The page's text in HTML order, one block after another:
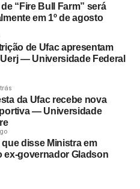
“Fire Bull Farm” será
em 1º de agosto
de Ufac apresentam
— Universidade Federal
da Ufac recebe nova
— Universidade
que disse Ministra em
ex-governador Gladson